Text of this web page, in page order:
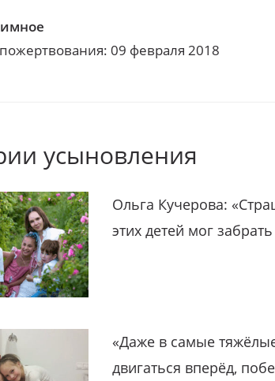
09 февраля 2018
усыновления
Ольга Кучерова:
этих детей мог
«Даже в самые
двигаться вперёд,